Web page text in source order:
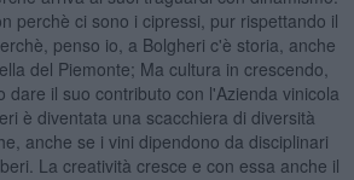
perchè ci sono i cipressi, pur rispettando il
penso io, a Bolgheri c'è storia, anche
del Piemonte; Ma cultura in crescendo,
dare il suo contributo con l'Azienda vinicola
è diventata una scacchiera di diversità
anche se i vini dipendono da disciplinari
La creatività cresce e con essa anche il